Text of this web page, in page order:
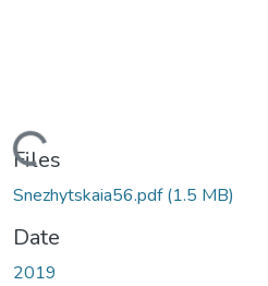
Loading...
Files
Snezhytskaia56.pdf(1.5 MB)
Date
2019